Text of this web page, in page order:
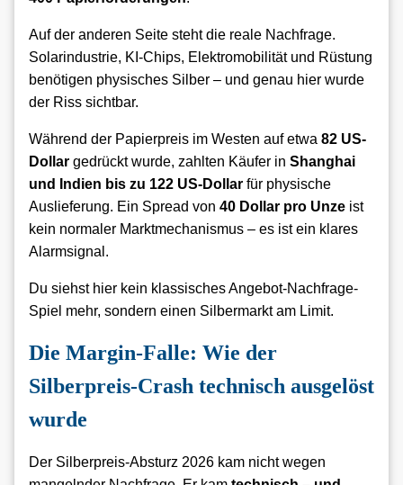
Auf der anderen Seite steht die reale Nachfrage.
Solarindustrie, KI-Chips, Elektromobilität und Rüstung
benötigen physisches Silber – und genau hier wurde
der Riss sichtbar.
Während der Papierpreis im Westen auf etwa 82 US-
Dollar gedrückt wurde, zahlten Käufer in Shanghai
und Indien bis zu 122 US-Dollar für physische
Auslieferung. Ein Spread von 40 Dollar pro Unze ist
kein normaler Marktmechanismus – es ist ein klares
Alarmsignal.
Du siehst hier kein klassisches Angebot-Nachfrage-
Spiel mehr, sondern einen Silbermarkt am Limit.
Die Margin-Falle: Wie der
Silberpreis-Crash technisch ausgelöst
wurde
Der Silberpreis-Absturz 2026 kam nicht wegen